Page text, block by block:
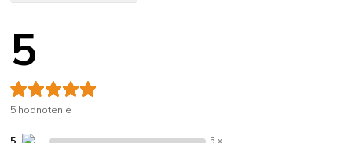
5
5 hodnotenie